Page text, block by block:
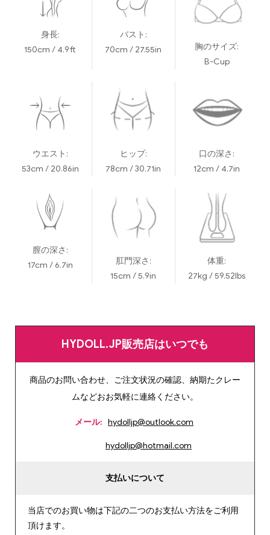
身長:
150cm / 4.9ft
バスト:
70cm / 27.55in
胸のサイズ:
B-Cup
ウエスト:
53cm / 20.86in
ヒップ:
78cm / 30.71in
口の深さ:
12cm / 4.7in
膣の深さ:
17cm / 6.7in
肛門深さ:
15cm / 5.9in
体重:
27kg / 59.52lbs
HYDOLL.JP販売店はいつでも
商品のお問い合わせ、ご注文状況の確認、納期たクレー
ムなどおお気軽に連絡ください。
メール: hydolljp@outlook.com
hydolljp@hotmail.com
支払いについて
当店でのお買い物は下記の二つのお支払い方法をご利用
頂けます。